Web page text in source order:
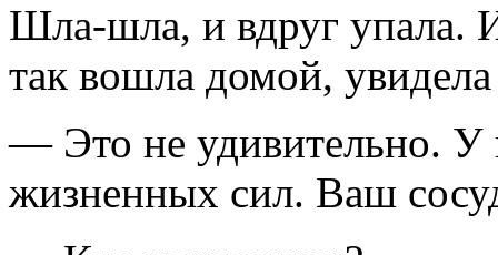
Шла-шла, и вдруг упала.
так вошла домой,
— Это не удивительно. У
жизненных сил. Ваш